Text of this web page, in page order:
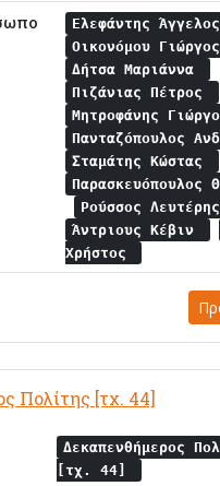
Ελεφάντης Άγγελος
Οικονόμου Γιώργος
Δήτσα Μαριάννα
Πιζάνιας Πέτρος
Μητροφάνης
Πανταζόπουλος
Σταμάτης Κώστας
Παρασκευόπουλος
Ρούσσος Λευτέρης
Άντριους Κέβιν
Χρήστος
Πολίτης [τχ. 44]
Δεκαπενθήμερος
[τχ. 44]